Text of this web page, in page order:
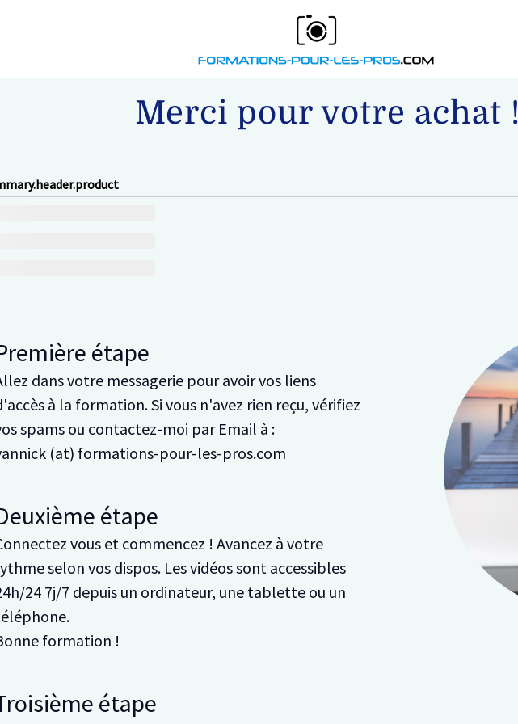
Merci pour votre achat !
étape
dans votre messagerie pour avoir vos liens
à la formation. Si vous n'avez rien reçu, vérifiez
spams ou contactez-moi par Email à :
(at) formations-pour-les-pros.com
étape
vous et commencez ! Avancez à votre
selon vos dispos. Les vidéos sont accessibles
24 7j/7 depuis un ordinateur, une tablette ou un
formation !
étape